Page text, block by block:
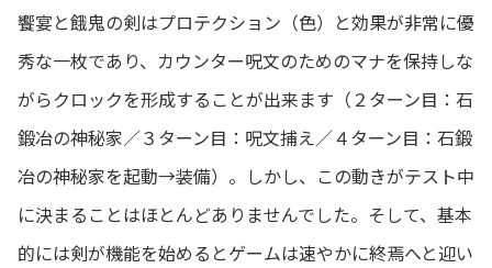
饗宴と餓鬼の剣はプロテクション（色）と効果が非常に優
秀な一枚であり、カウンター呪文のためのマナを保持しな
がらクロックを形成することが出来ます（２ターン目：石
鍛冶の神秘家／３ターン目：呪文捕え／４ターン目：石鍛
冶の神秘家を起動→装備）。しかし、この動きがテスト中
に決まることはほとんどありませんでした。そして、基本
的には剣が機能を始めるとゲームは速やかに終焉へと迎い